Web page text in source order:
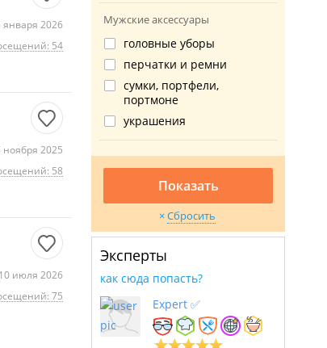
2026
54
2025
58
июля 2026
75
Мужские аксессуары
головные уборы
перчатки и ремни
сумки, портфели,
портмоне
украшения
Показать
Сбросить
Эксперты
как сюда попасть?
Expert ✅